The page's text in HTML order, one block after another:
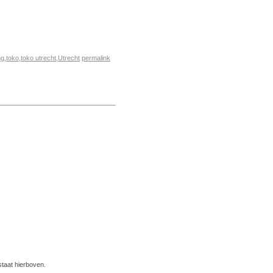
,toko,toko utrecht,Utrecht permalink
hierboven.